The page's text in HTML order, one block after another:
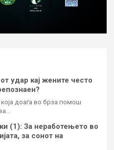
удар кај жените често
доаѓа во брза помош
(1): За неработењето во
за сонот на